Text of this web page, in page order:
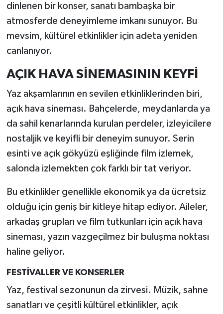
dinlenen bir konser, sanatı bambaşka bir
atmosferde deneyimleme imkanı sunuyor. Bu
mevsim, kültürel etkinlikler için adeta yeniden
canlanıyor.
AÇIK HAVA SİNEMASININ KEYFİ
Yaz akşamlarının en sevilen etkinliklerinden biri,
açık hava sineması. Bahçelerde, meydanlarda ya
da sahil kenarlarında kurulan perdeler, izleyicilere
nostaljik ve keyifli bir deneyim sunuyor. Serin
esinti ve açık gökyüzü eşliğinde film izlemek,
salonda izlemekten çok farklı bir tat veriyor.
Bu etkinlikler genellikle ekonomik ya da ücretsiz
olduğu için geniş bir kitleye hitap ediyor. Aileler,
arkadaş grupları ve film tutkunları için açık hava
sineması, yazın vazgeçilmez bir buluşma noktası
haline geliyor.
FESTİVALLER VE KONSERLER
Yaz, festival sezonunun da zirvesi. Müzik, sahne
sanatları ve çeşitli kültürel etkinlikler, açık